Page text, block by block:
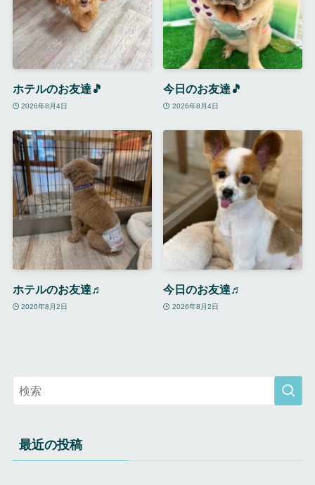
ホテルのお友達🎵
2026年8月4日
今日のお友達🎵
2026年8月4日
ホテルのお友達♬
2026年8月2日
今日のお友達♬
2026年8月2日
最近の投稿